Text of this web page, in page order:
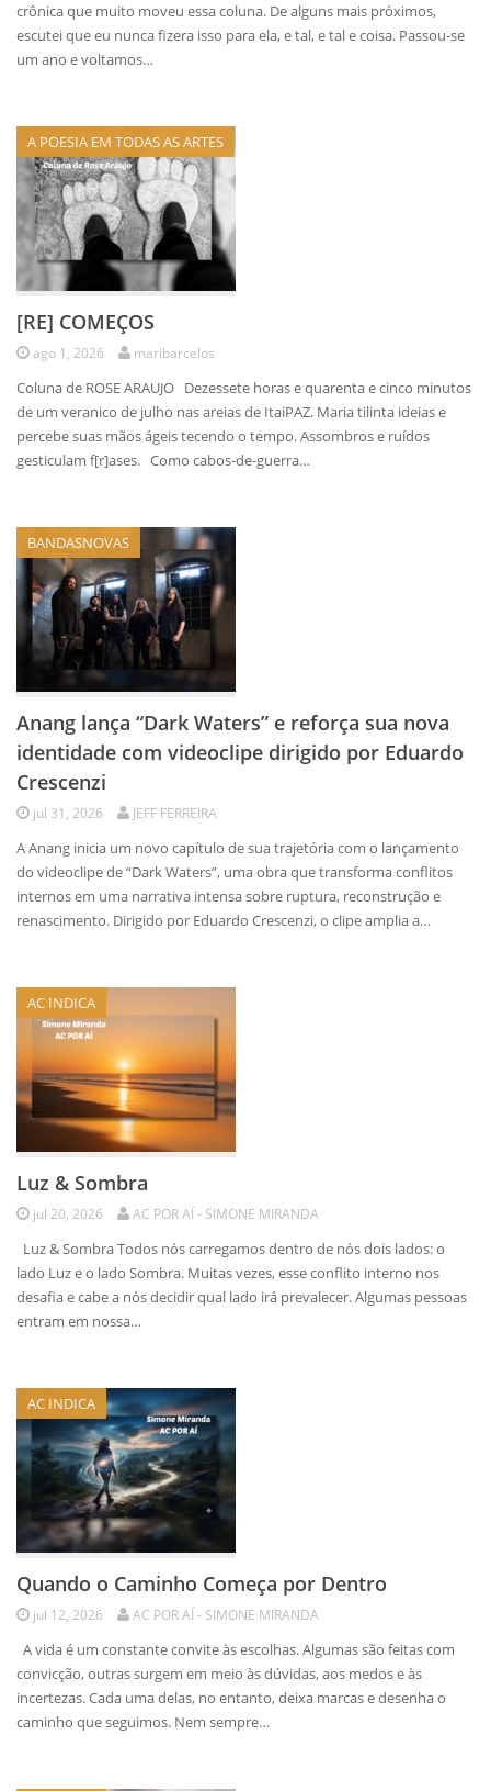
crônica que muito moveu essa coluna. De alguns mais próximos,
escutei que eu nunca fizera isso para ela, e tal, e tal e coisa. Passou-se
um ano e voltamos…
A POESIA EM TODAS AS ARTES
[RE] COMEÇOS
ago 1, 2026 maribarcelos
Coluna de ROSE ARAUJO Dezessete horas e quarenta e cinco minutos
de um veranico de julho nas areias de ItaiPAZ. Maria tilinta ideias e
percebe suas mãos ágeis tecendo o tempo. Assombros e ruídos
gesticulam f[r]ases. Como cabos-de-guerra…
BANDASNOVAS
Anang lança “Dark Waters” e reforça sua nova
identidade com videoclipe dirigido por Eduardo
Crescenzi
jul 31, 2026 JEFF FERREIRA
A Anang inicia um novo capítulo de sua trajetória com o lançamento
do videoclipe de “Dark Waters”, uma obra que transforma conflitos
internos em uma narrativa intensa sobre ruptura, reconstrução e
renascimento. Dirigido por Eduardo Crescenzi, o clipe amplia a…
AC INDICA
Luz & Sombra
jul 20, 2026 AC POR AÍ - SIMONE MIRANDA
Luz & Sombra Todos nós carregamos dentro de nós dois lados: o
lado Luz e o lado Sombra. Muitas vezes, esse conflito interno nos
desafia e cabe a nós decidir qual lado irá prevalecer. Algumas pessoas
entram em nossa…
AC INDICA
Quando o Caminho Começa por Dentro
jul 12, 2026 AC POR AÍ - SIMONE MIRANDA
A vida é um constante convite às escolhas. Algumas são feitas com
convicção, outras surgem em meio às dúvidas, aos medos e às
incertezas. Cada uma delas, no entanto, deixa marcas e desenha o
caminho que seguimos. Nem sempre…